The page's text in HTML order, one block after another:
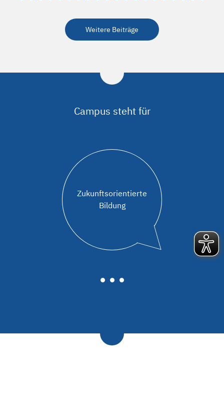
Weitere Beiträge
Campus steht für
Zukunftsorientierte
Bildung